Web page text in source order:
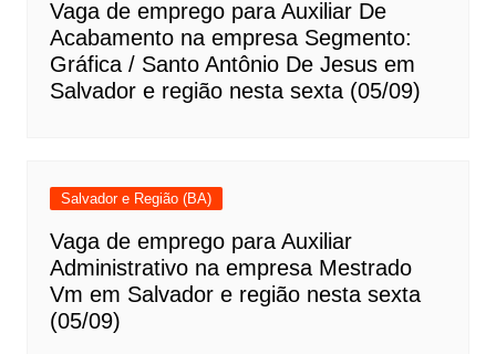
Vaga de emprego para Auxiliar De
Acabamento na empresa Segmento:
Gráfica / Santo Antônio De Jesus em
Salvador e região nesta sexta (05/09)
Salvador e Região (BA)
Vaga de emprego para Auxiliar
Administrativo na empresa Mestrado
Vm em Salvador e região nesta sexta
(05/09)